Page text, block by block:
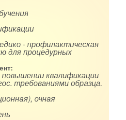
- профилактическая
для процедурных
квалификации
требованиями образца.
очная